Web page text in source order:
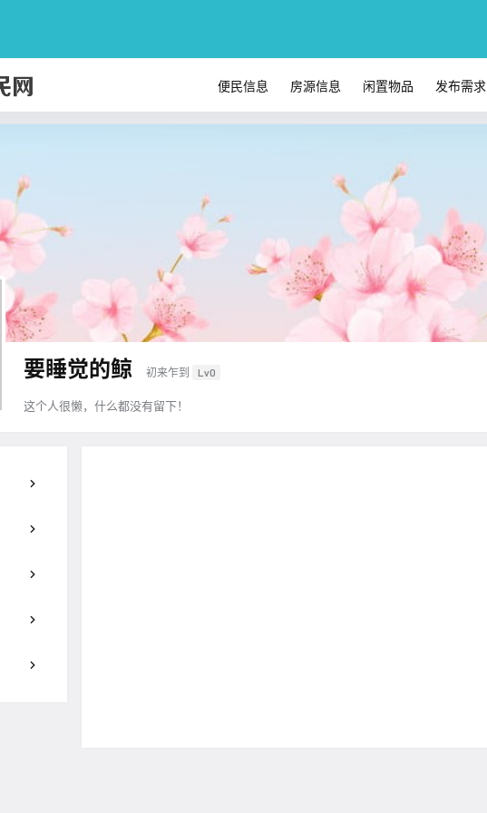
便民信息 房源信息 闲置物品 发布需求
要睡觉的鲸 初来乍到 Lv0
这个人很懒，什么都没有留下！